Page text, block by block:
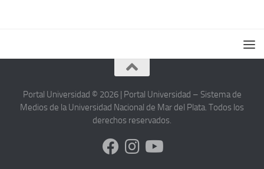
Portal Universidad © 2026 | Portal Universidad – Sistema de
Medios de la Universidad Nacional de Mar del Plata. Todos los
derechos reservados.